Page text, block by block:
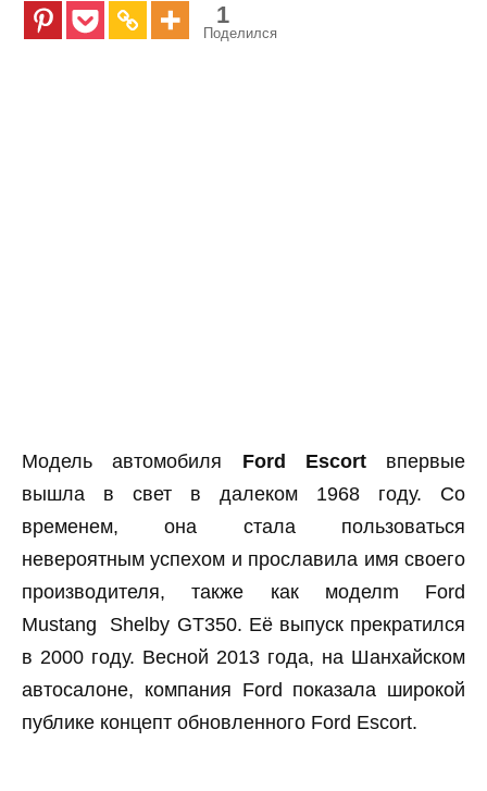
1
Поделился
Модель автомобиля Ford Escortвпервые
вышла в свет в далеком 1968 году. Со
временем, она стала пользоваться
невероятным успехом и прославила имя своего
производителя, также как моделm Ford
Mustang Shelby GT350. Её выпуск прекратился
в 2000 году. Весной 2013 года, на Шанхайском
автосалоне, компания Ford показала широкой
публике концепт обновленного Ford Escort.